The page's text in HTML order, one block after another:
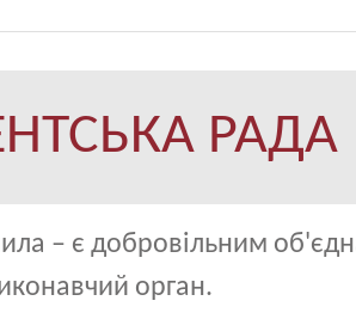
РАДА
– є добровільним
орган.